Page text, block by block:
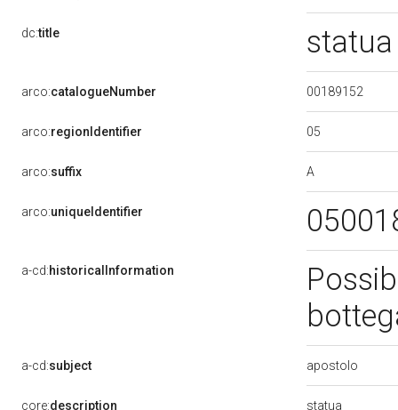
dc:title
arco:catalogueNumber 00189152
arco:regionIdentifier 05
arco:suffix A
arco:uniqueIdentifier
a-cd:historicalInformation
a-cd:subject apostolo
core:description statua